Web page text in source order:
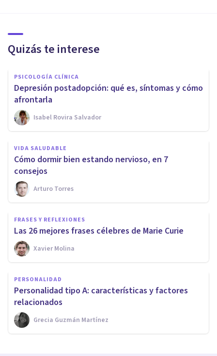
Quizás te interese
PSICOLOGÍA CLÍNICA
Depresión postadopción: qué es, síntomas y cómo
afrontarla
Isabel Rovira Salvador
VIDA SALUDABLE
Cómo dormir bien estando nervioso, en 7
consejos
Arturo Torres
FRASES Y REFLEXIONES
Las 26 mejores frases célebres de Marie Curie
Xavier Molina
PERSONALIDAD
Personalidad tipo A: características y factores
relacionados
Grecia Guzmán Martínez